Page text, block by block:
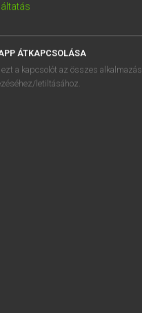
den Fremdbedarf
ÁTKAPCSOLÁSA
a kapcsolót az összes alkalmazás
letiltásához.